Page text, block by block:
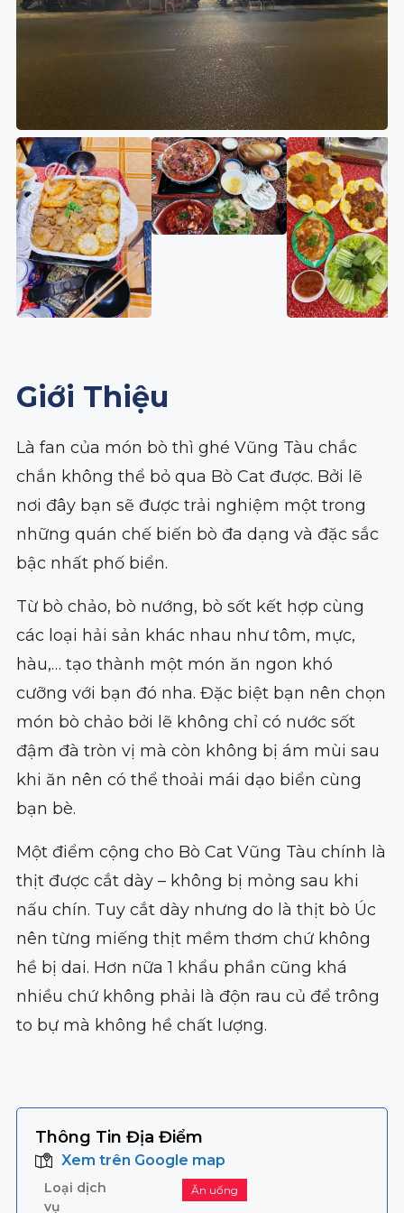
Giới Thiệu
Là fan của món bò thì ghé Vũng Tàu chắc
chắn không thể bỏ qua Bò Cat được. Bởi lẽ
nơi đây bạn sẽ được trải nghiệm một trong
những quán chế biến bò đa dạng và đặc sắc
bậc nhất phố biển.
Từ bò chảo, bò nướng, bò sốt kết hợp cùng
các loại hải sản khác nhau như tôm, mực,
hàu,… tạo thành một món ăn ngon khó
cưỡng với bạn đó nha. Đặc biệt bạn nên chọn
món bò chảo bởi lẽ không chỉ có nước sốt
đậm đà tròn vị mà còn không bị ám mùi sau
khi ăn nên có thể thoải mái dạo biển cùng
bạn bè.
Một điểm cộng cho Bò Cat Vũng Tàu chính là
thịt được cắt dày – không bị mỏng sau khi
nấu chín. Tuy cắt dày nhưng do là thịt bò Úc
nên từng miếng thịt mềm thơm chứ không
hề bị dai. Hơn nữa 1 khẩu phần cũng khá
nhiều chứ không phải là độn rau củ để trông
to bự mà không hề chất lượng.
Thông Tin Địa Điểm
Xem trên Google map
Loại dịch
vụ
Ăn uống